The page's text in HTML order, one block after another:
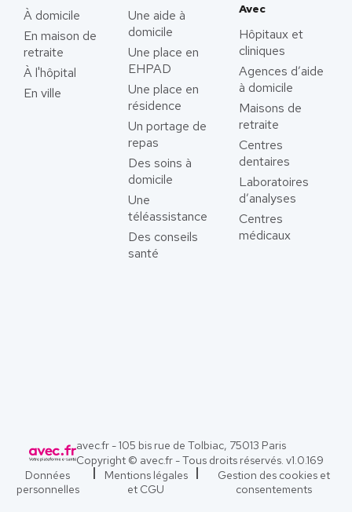
À domicile
En maison de
retraite
À l'hôpital
En ville
Une aide à
domicile
Une place en
EHPAD
Une place en
résidence
Un portage de
repas
Des soins à
domicile
Une
téléassistance
Des conseils
santé
Avec
Hôpitaux et
cliniques
Agences d’aide
à domicile
Maisons de
retraite
Centres
dentaires
Laboratoires
d’analyses
Centres
médicaux
avec.fr - 105 bis rue de Tolbiac, 75013 Paris
Copyright © avec.fr - Tous droits réservés. v1.0.169
Données
personnelles
Mentions légales
et CGU
Gestion des cookies et
consentements